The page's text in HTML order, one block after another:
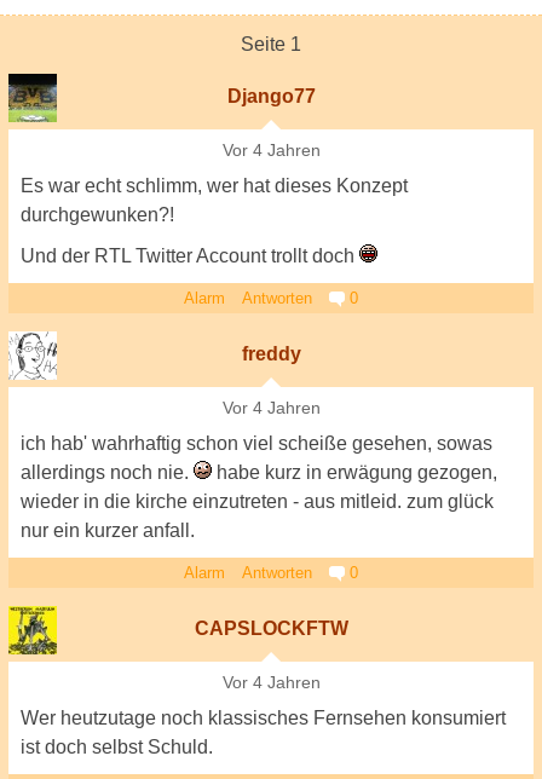
Seite 1
Django77
Vor 4 Jahren
Es war echt schlimm, wer hat dieses Konzept
durchgewunken?!
Und der RTL Twitter Account trollt doch
Alarm Antworten 0
freddy
Vor 4 Jahren
ich hab' wahrhaftig schon viel scheiße gesehen, sowas
allerdings noch nie.
habe kurz in erwägung gezogen,
wieder in die kirche einzutreten - aus mitleid. zum glück
nur ein kurzer anfall.
Alarm Antworten 0
CAPSLOCKFTW
Vor 4 Jahren
Wer heutzutage noch klassisches Fernsehen konsumiert
ist doch selbst Schuld.